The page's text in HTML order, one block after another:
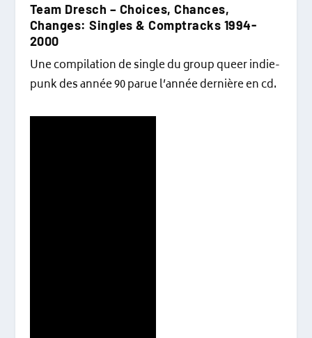
Team Dresch ‎– Choices, Chances,
Changes: Singles & Comptracks 1994-
2000
Une compilation de single du group queer indie-
punk des année 90 parue l’année dernière en cd.